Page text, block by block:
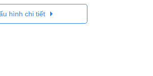
hình chi tiết